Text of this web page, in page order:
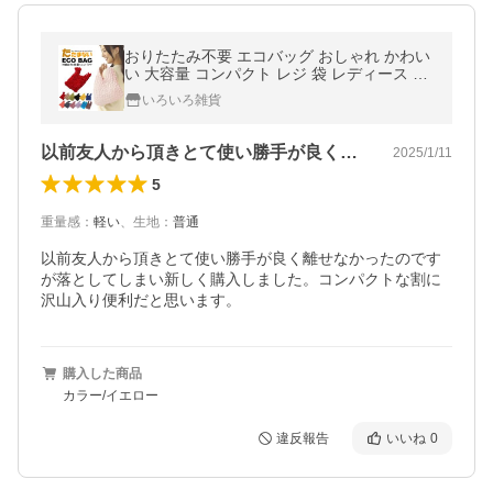
おりたたみ不要 エコバッグ おしゃれ かわい
い 大容量 コンパクト レジ 袋 レディース 買
い物 お出かけ ショッピング トート ショルダ
ー レディース 持ち運び
いろいろ雑貨
以前友人から頂きとて使い勝手が良く離せ… 2025/1/11
5
重量感 ： 軽い、 生地 ： 普通
以前友人から頂きとて使い勝手が良く離せなかったのです
が落としてしまい新しく購入しました。コンパクトな割に
沢山入り便利だと思います。
購入した商品
カラー/イエロー
違反報告 いいね 0